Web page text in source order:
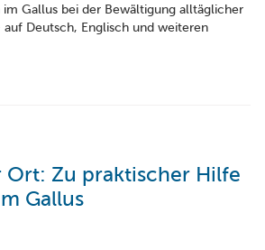
Gallus bei der Bewältigung alltäglicher
Deutsch, Englisch und weiteren
Ort: Zu praktischer Hilfe
Gallus